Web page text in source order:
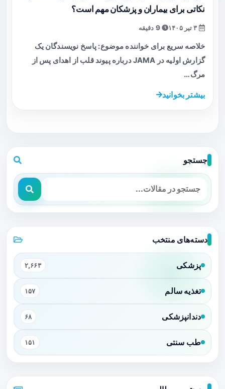
نکاتی برای بیماران و پزشکان مهم است؟
9 دقیقه
خلاصه سریع برای خواننده موضوع: پاسخ نویسندگان یک
گزارش اولیه در JAMA درباره پیوند قلب از اهدای پس از
مرگ…
بیشتر بخوانید
جستجو
دسته‌های منتخب
پزشکی ۲,۶۶۳
تغذیه سالم ۱۵۷
دندانپزشکی ۶۸
طب سنتی ۱۵۱